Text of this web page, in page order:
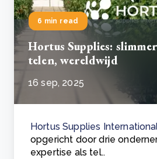
6 min read
Hortus Supplies:
telen, wereldwijd
16 sep, 2025
Hortus Supplies
opgericht door drie
expertise als tel..